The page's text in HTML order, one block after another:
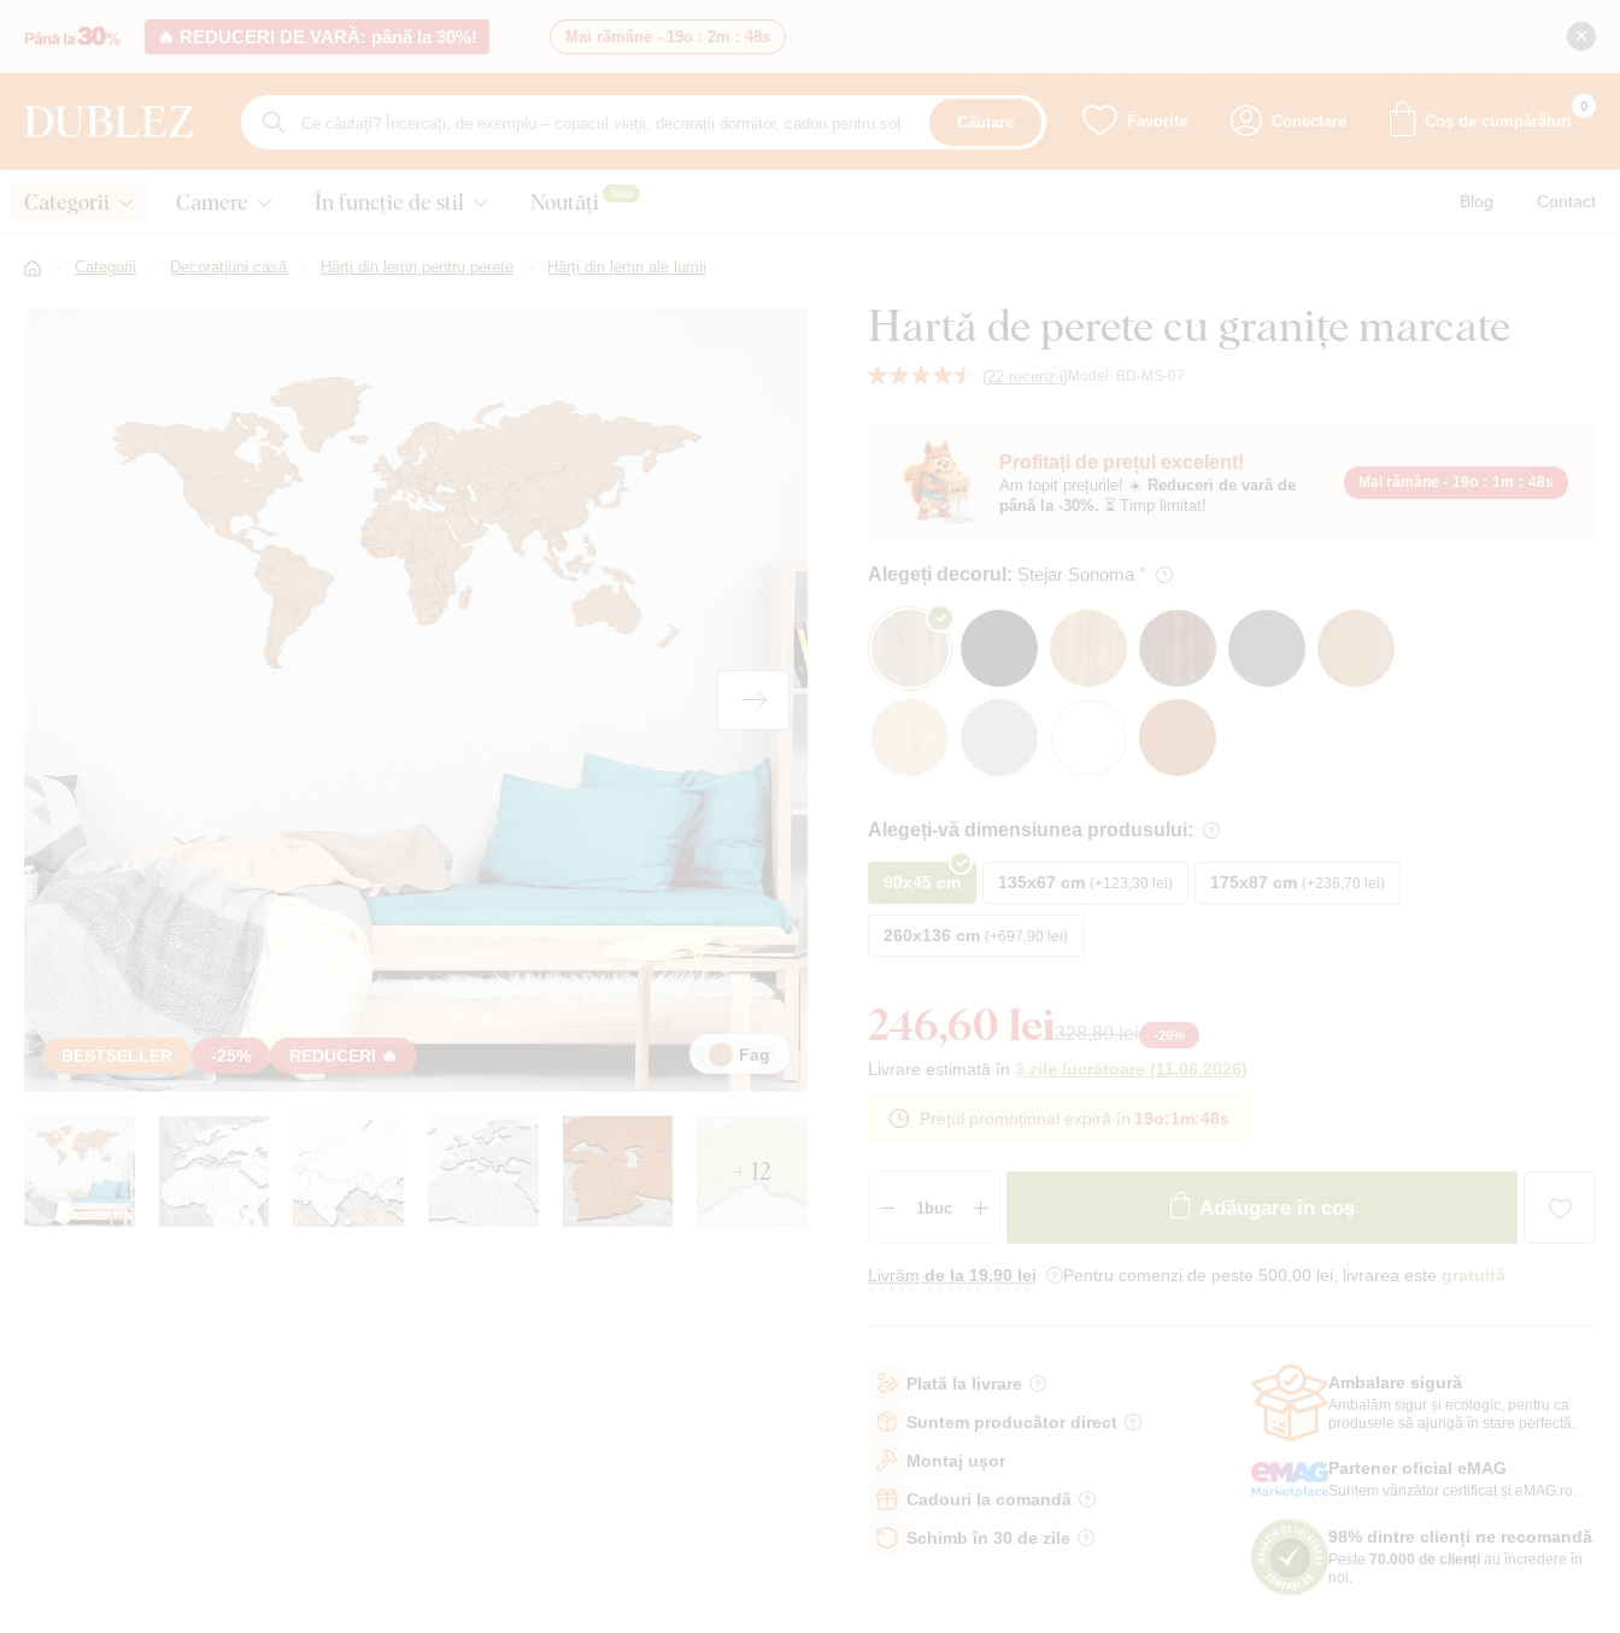
🔥 REDUCERI DE VARĂ: până la 30%! Mai rămâne - 19o : 2m : 46s
Căutare Favorite Conectare Coș de cumpărături
0
Categorii Camere În funcție de stil Noutăți Nou Blog Contact
Categorii Decorațiuni casă Hărți din lemn pentru perete Hărți din lemn ale lumii
Hartă de perete cu granițe marcate
(22 recenzii) Model: BD-MS-07
BESTSELLER -25% REDUCERI 🔥 Fag
+ 12
Profitați de prețul excelent!
Am topit prețurile! ☀️ Reduceri de vară de
până la -30%. ⏳ Timp limitat!
Mai rămâne - 19o : 1m : 47s
Alegeți decorul: Stejar Sonoma
Alegeți-vă dimensiunea produsului:
90x45 cm 135x67 cm +123,30 lei 175x87 cm +236,70 lei
260x136 cm +697,90 lei
246,60 lei328,80 lei -26%
Livrare estimată în 3 zile lucrătoare (11.08.2026)
Prețul promoțional expiră în 19o:1m:47s
Adăugare în coș
Livrăm de la 19,90 lei Pentru comenzi de peste 500,00 lei, livrarea este gratuită
Plată la livrare
Suntem producător direct
Montaj ușor
Cadouri la comandă
Schimb în 30 de zile
Ambalare sigură
Ambalăm sigur și ecologic, pentru ca
produsele să ajungă în stare perfectă.
Partener oficial eMAG
Suntem vânzător certificat și eMAG.ro.
98% dintre clienți ne recomandă
Peste 70.000 de clienți au încredere în
noi.